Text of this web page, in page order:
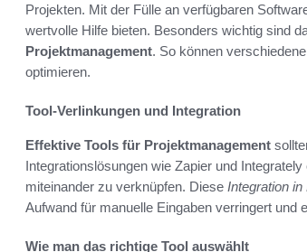
Projekten. Mit der Fülle an verfügbaren
wertvolle Hilfe bieten. Besonders wichtig sind
Projektmanagement. So können
optimieren.
Tool-Verlinkungen und Integration
Effektive Tools für Projektmanagement
Integrationslösungen wie Zapier und
miteinander zu verknüpfen. Diese Integration
Aufwand für manuelle Eingaben verringert und
Wie man das richtige Tool auswählt